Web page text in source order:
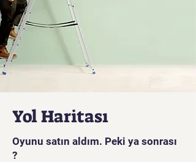
Yol Haritası
Oyunu satın aldım. Peki ya sonrası
?